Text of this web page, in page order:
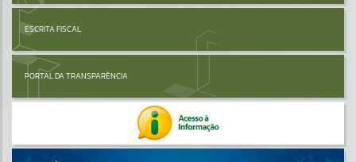
ESCRITA FISCAL
PORTAL DA TRANSPARÊNCIA